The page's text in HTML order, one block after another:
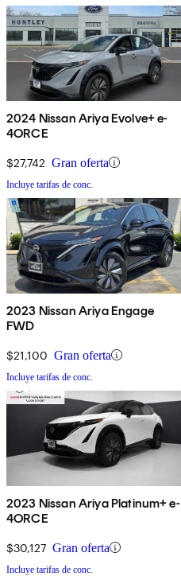
2024 Nissan Ariya Evolve+ e-
4ORCE
$27,742 Gran oferta
Incluye tarifas de conc.
2023 Nissan Ariya Engage
FWD
$21,100 Gran oferta
Incluye tarifas de conc.
2023 Nissan Ariya Platinum+ e-
4ORCE
$30,127 Gran oferta
Incluye tarifas de conc.